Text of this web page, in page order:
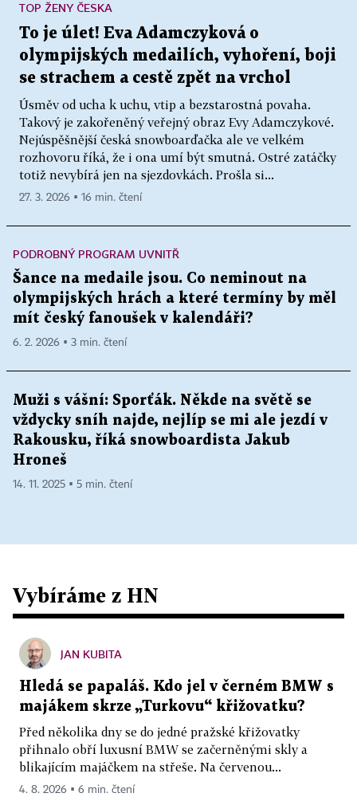
To je úlet! Eva Adamczyková o
olympijských medailích, vyhoření, boji
se strachem a cestě zpět na vrchol
Úsměv od ucha k uchu, vtip a bezstarostná povaha.
Takový je zakořeněný veřejný obraz Evy Adamczykové.
Nejúspěšnější česká snowboarďačka ale ve velkém
rozhovoru říká, že i ona umí být smutná. Ostré zatáčky
totiž nevybírá jen na sjezdovkách. Prošla si...
TOP ŽENY ČESKA
27. 3. 2026 ▪ 16 min. čtení
PODROBNÝ PROGRAM UVNITŘ
Šance na medaile jsou. Co neminout na
olympijských hrách a které termíny by měl
mít český fanoušek v kalendáři?
6. 2. 2026 ▪ 3 min. čtení
Muži s vášní: Sporťák. Někde na světě se
vždycky sníh najde, nejlíp se mi ale jezdí v
Rakousku, říká snowboardista Jakub
Hroneš
14. 11. 2025 ▪ 5 min. čtení
Vybíráme z HN
JAN KUBITA
Hledá se papaláš. Kdo jel v černém BMW s
majákem skrze „Turkovu“ křižovatku?
Před několika dny se do jedné pražské křižovatky
přihnalo obří luxusní BMW se začerněnými skly a
blikajícím majáčkem na střeše. Na červenou...
4. 8. 2026 ▪ 6 min. čtení